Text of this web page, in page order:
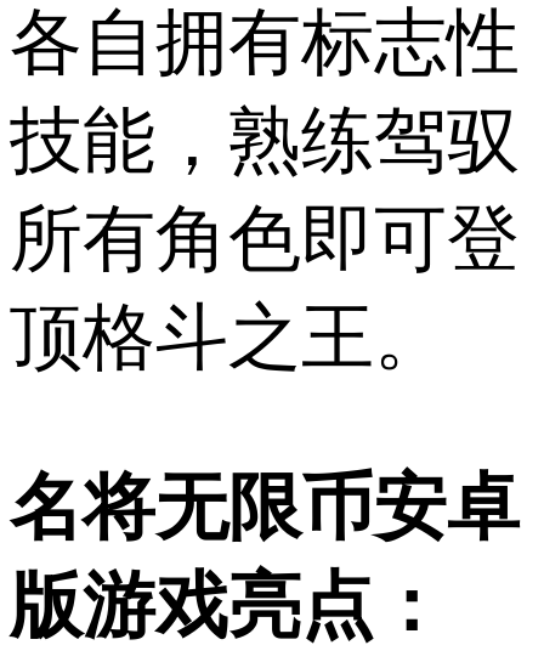
各自拥有标志性
技能，熟练驾驭
所有角色即可登
顶格斗之王。
名将无限币安卓
版游戏亮点：